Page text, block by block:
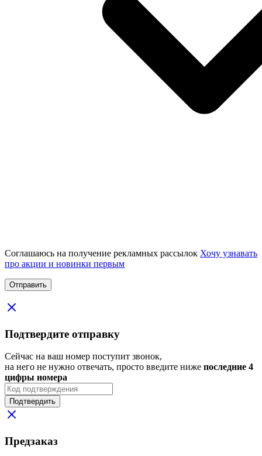
Соглашаюсь на получение рекламных рассылок Хочу узнавать
про акции и новинки первым
Подтвердите отправку
Сейчас на ваш номер поступит звонок,
на него не нужно отвечать, просто введите ниже последние 4
цифры номера
Подтвердить
Предзаказ